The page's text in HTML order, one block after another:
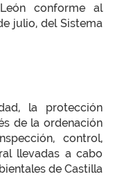
conforme al
julio, del Sistema
la protección
de la ordenación
control,
llevadas a cabo
de Castilla